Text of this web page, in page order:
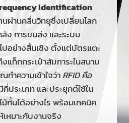
น
บียน
อด
Identification
นผ่านคลื่นวิทยุซึ่งเปลี่ยนโลก
ง การขนส่ง และระบบ
ปอย่างสิ้นเชิง ตั้งแต่บัตรแตะ
แท็กกระเป๋าสัมภาระในสนาม
ำความเข้าใจว่าRFID คือ
กี่ประเภท และประยุกต์ใช้ใน
กั้นได้อย่างไร พร้อมเทคนิค
หมาะกับงานจริง